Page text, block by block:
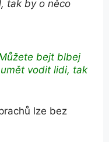
tak by o něco
bejt blbej
vodit lidi, tak
lze bez